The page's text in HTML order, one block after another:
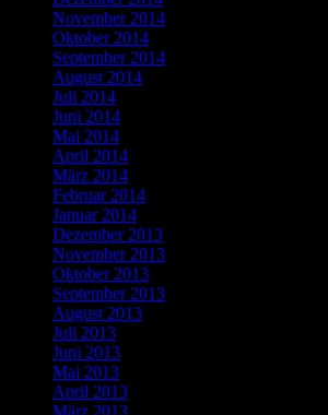
November 2014
Oktober 2014
September 2014
August 2014
Juli 2014
Juni 2014
Mai 2014
April 2014
März 2014
Februar 2014
Januar 2014
Dezember 2013
November 2013
Oktober 2013
September 2013
August 2013
Juli 2013
Juni 2013
Mai 2013
April 2013
März 2013